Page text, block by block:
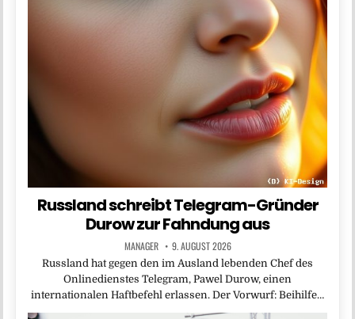
Russland schreibt Telegram-Gründer
Durow zur Fahndung aus
MANAGER 9. AUGUST 2026
Russland hat gegen den im Ausland lebenden Chef des
Onlinedienstes Telegram, Pawel Durow, einen
internationalen Haftbefehl erlassen. Der Vorwurf: Beihilfe…